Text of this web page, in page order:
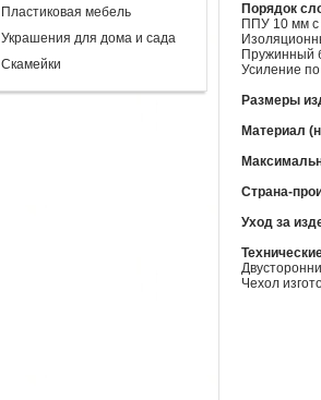
Пластиковая мебель
Украшения для дома и сада
Скамейки
Порядок
ППУ 10 мм с
Пружинный
Усиление
Размеры
Материал
Страна-
Уход за
Чехол